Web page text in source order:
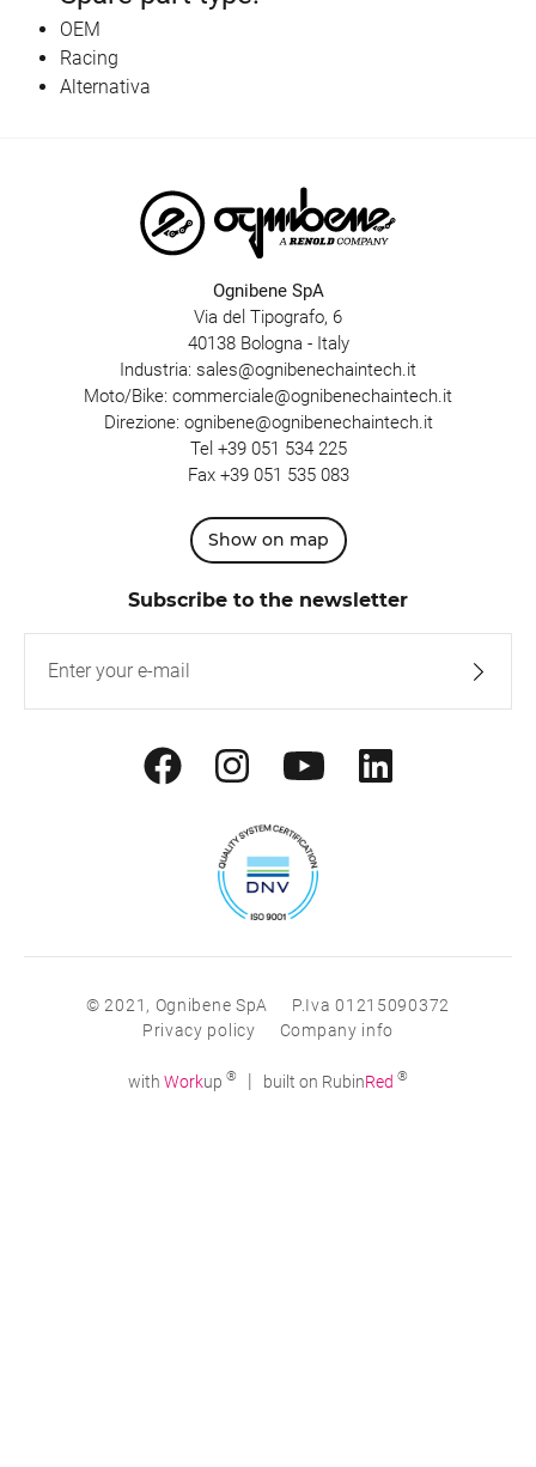
OEM
Racing
Alternativa
Ognibene SpA
Via del Tipografo, 6
40138 Bologna - Italy
Industria: sales@ognibenechaintech.it
Moto/Bike: commerciale@ognibenechaintech.it
Direzione: ognibene@ognibenechaintech.it
Tel +39 051 534 225
Fax +39 051 535 083
Show on map
Subscribe to the newsletter
© 2021, Ognibene SpA
P.Iva 01215090372
Privacy policy
Company info
with Workup ® | built on RubinRed ®